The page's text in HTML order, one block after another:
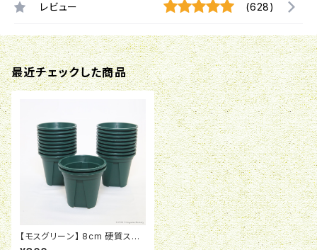
レビュー (628)
最近チェックした商品
【モスグリーン】 8cm 硬質スリ
ットポット EU-8